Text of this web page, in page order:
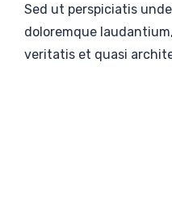
Sed ut perspiciatis
doloremque
veritatis et quasi